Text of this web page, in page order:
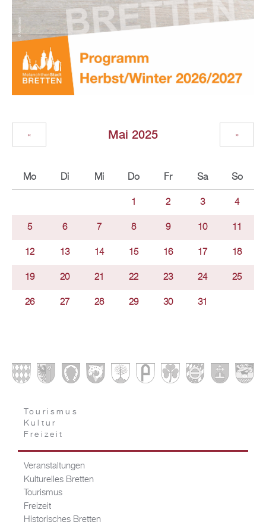
Mai 2025
« »
Mo Di Mi Do Fr Sa So
1 2 3 4
5 6 7 8 9 10 11
12 13 14 15 16 17 18
19 20 21 22 23 24 25
26 27 28 29 30 31
Tourismus
Kultur
Freizeit
Veranstaltungen
Kulturelles Bretten
Tourismus
Freizeit
Historisches Bretten